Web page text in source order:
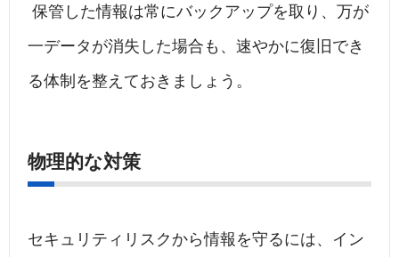
保管した情報は常にバックアップを取り、万が
一データが消失した場合も、速やかに復旧でき
る体制を整えておきましょう。
物理的な対策
セキュリティリスクから情報を守るには、イン